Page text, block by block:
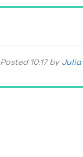
Posted 10:17by Julia